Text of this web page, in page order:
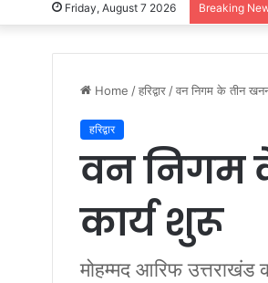
Friday, August 7 2026 Breaking
Home /हरिद्वार/वन निगम के तीन
हरिद्वार
वन निगम
कार्य शुरू
मोहम्मद आरिफ उत्तराखंड